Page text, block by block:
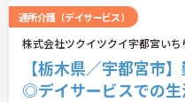
通所介護（デイサービス）
株式会社ツクイツクイ宇都宮いち
【栃木県／宇都宮市
◎デイサービスでの生